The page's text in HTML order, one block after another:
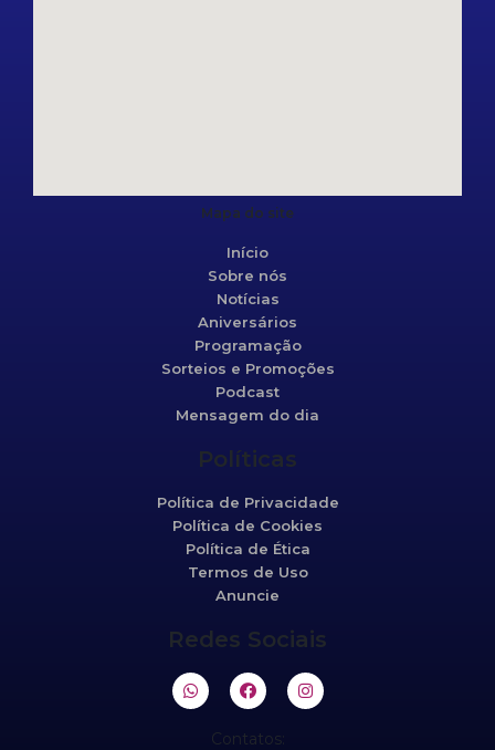
Mapa do site
Início
Sobre nós
Notícias
Aniversários
Programação
Sorteios e Promoções
Podcast
Mensagem do dia
Políticas
Política de Privacidade
Política de Cookies
Política de Ética
Termos de Uso
Anuncie
Redes Sociais
Contatos: